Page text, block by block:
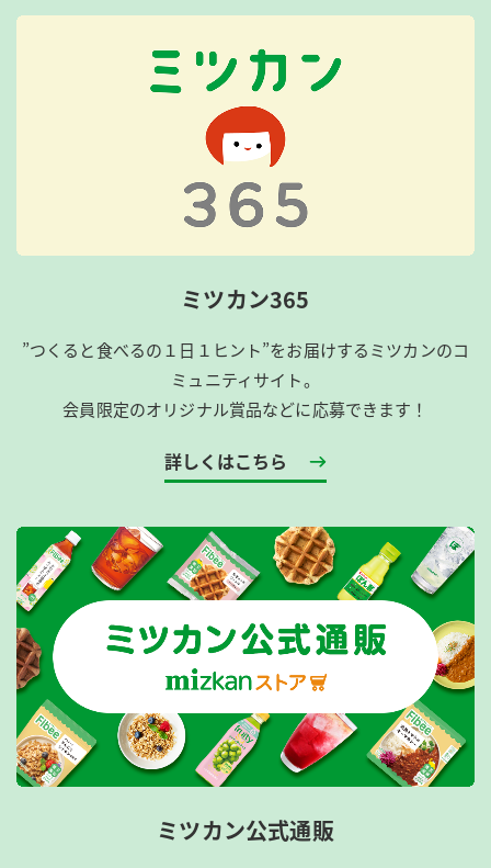
ミツカン365
”つくると食べるの１日１ヒント”をお届けするミツカンのコ
ミュニティサイト。
会員限定のオリジナル賞品などに応募できます！
詳しくはこちら
ミツカン公式通販